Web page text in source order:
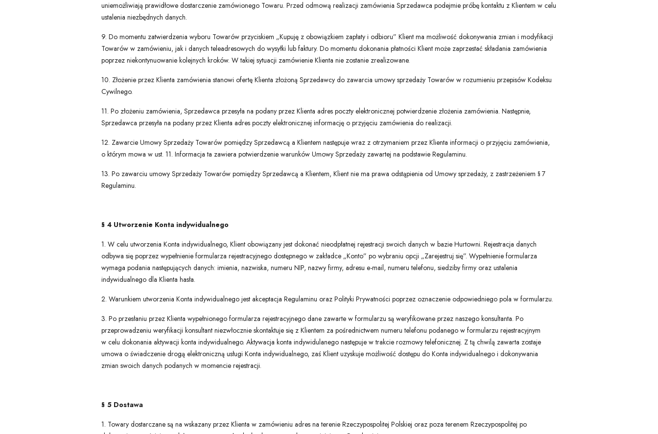
uniemożliwiają prawidłowe dostarczenie zamówionego Towaru. Przed odmową realizacji zamówienia Sprzedawca podejmie próbę kontaktu z Klientem w celu
ustalenia niezbędnych danych.
9. Do momentu zatwierdzenia wyboru Towarów przyciskiem „Kupuję z obowiązkiem zapłaty i odbioru” Klient ma możliwość dokonywania zmian i modyfikacji
Towarów w zamówieniu, jak i danych teleadresowych do wysyłki lub faktury. Do momentu dokonania płatności Klient może zaprzestać składania zamówienia
poprzez niekontynuowanie kolejnych kroków. W takiej sytuacji zamówienie Klienta nie zostanie zrealizowane.
10. Złożenie przez Klienta zamówienia stanowi ofertę Klienta złożoną Sprzedawcy do zawarcia umowy sprzedaży Towarów w rozumieniu przepisów Kodeksu
Cywilnego.
11. Po złożeniu zamówienia, Sprzedawca przesyła na podany przez Klienta adres poczty elektronicznej potwierdzenie złożenia zamówienia. Następnie,
Sprzedawca przesyła na podany przez Klienta adres poczty elektronicznej informację o przyjęciu zamówienia do realizacji.
12. Zawarcie Umowy Sprzedaży Towarów pomiędzy Sprzedawcą a Klientem następuje wraz z otrzymaniem przez Klienta informacji o przyjęciu zamówienia,
o którym mowa w ust. 11. Informacja ta zawiera potwierdzenie warunków Umowy Sprzedaży zawartej na podstawie Regulaminu.
13. Po zawarciu umowy Sprzedaży Towarów pomiędzy Sprzedawcą a Klientem, Klient nie ma prawa odstąpienia od Umowy sprzedaży, z zastrzeżeniem § 7
Regulaminu.
§ 4 Utworzenie Konta indywidualnego
1. W celu utworzenia Konta indywidualnego, Klient obowiązany jest dokonać nieodpłatnej rejestracji swoich danych w bazie Hurtowni. Rejestracja danych
odbywa się poprzez wypełnienie formularza rejestracyjnego dostępnego w zakładce „Konto” po wybraniu opcji „Zarejestruj się”. Wypełnienie formularza
wymaga podania następujących danych: imienia, nazwiska, numeru NIP, nazwy firmy, adresu e-mail, numeru telefonu, siedziby firmy oraz ustalenia
indywidualnego dla Klienta hasła.
2. Warunkiem utworzenia Konta indywidualnego jest akceptacja Regulaminu oraz Polityki Prywatności poprzez oznaczenie odpowiedniego pola w formularzu.
3. Po przesłaniu przez Klienta wypełnionego formularza rejestracyjnego dane zawarte w formularzu są weryfikowane przez naszego konsultanta. Po
przeprowadzeniu weryfikacji konsultant niezwłocznie skontaktuje się z Klientem za pośrednictwem numeru telefonu podanego w formularzu rejestracyjnym
w celu dokonania aktywacji konta indywidualnego. Aktywacja konta indywidulanego następuje w trakcie rozmowy telefonicznej. Z tą chwilą zawarta zostaje
umowa o świadczenie drogą elektroniczną usługi Konta indywidualnego, zaś Klient uzyskuje możliwość dostępu do Konta indywidualnego i dokonywania
zmian swoich danych podanych w momencie rejestracji.
§ 5 Dostawa
1. Towary dostarczane są na wskazany przez Klienta w zamówieniu adres na terenie Rzeczypospolitej Polskiej oraz poza terenem Rzeczypospolitej po